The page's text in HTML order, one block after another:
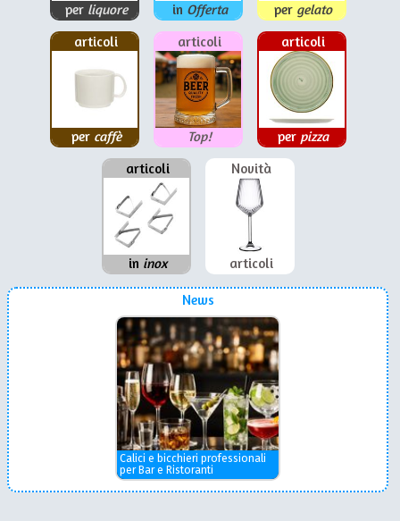
per liquore in Offerta per gelato
articoli
per caffè
articoli
Top!
articoli
per pizza
articoli
in inox
Novità
articoli
News
Calici e bicchieri professionali
per Bar e Ristoranti